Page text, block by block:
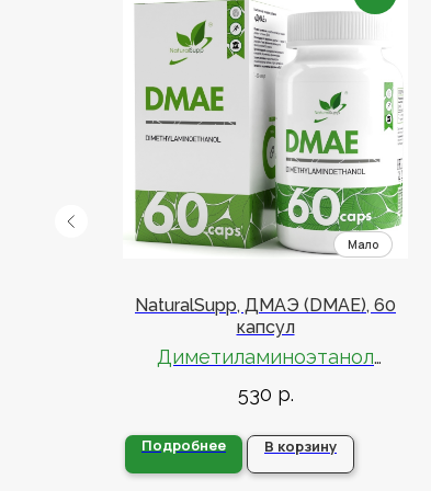
NaturalSupp, ДМАЭ (DMAE), 60
капсул
Диметиламиноэтанол
Стимулирует умственную и
530 р.
Подробнее В корзину